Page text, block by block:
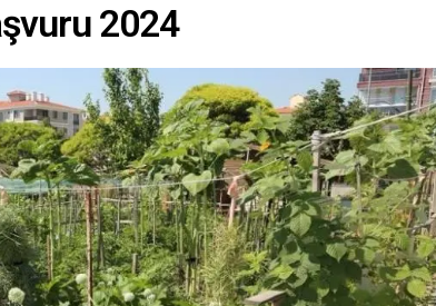
2024